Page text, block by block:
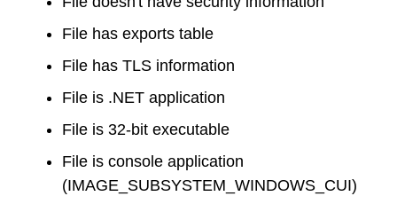
File has exports table
File has TLS information
File is .NET application
File is 32-bit executable
File is console application
(IMAGE_SUBSYSTEM_WINDOWS_CUI)